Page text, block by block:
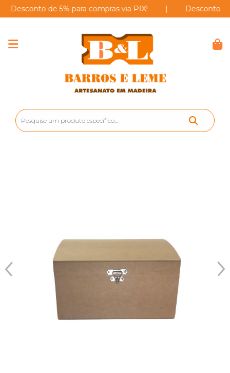
de 5% para compras via PIX! | Desconto de